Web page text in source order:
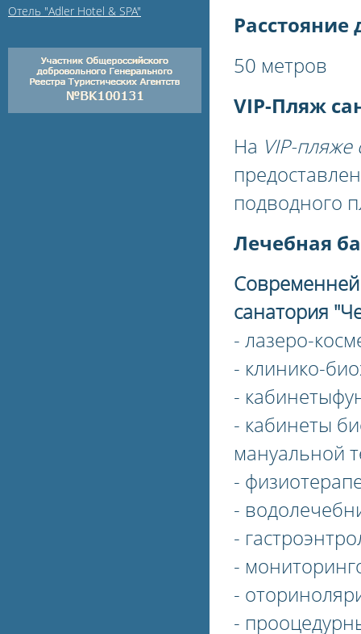
Отель "Adler Hotel & SPA"
Расстояние
50 метров
VIP-Пляж
На VIP-
подводного
Лечебная
санатория
- лазеро-
- клинико-
-
- кабинеты
мануальной
-
-
-
-
-
-